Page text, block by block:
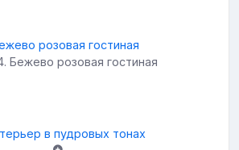
Бежево розовая гостиная